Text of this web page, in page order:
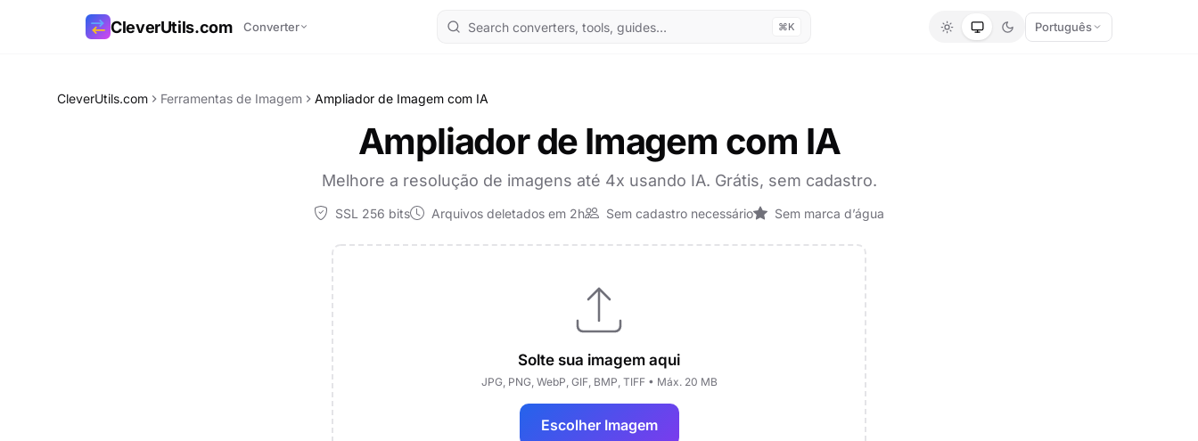
CleverUtils.com Converter ⌘K Português
CleverUtils.com Ferramentas de Imagem Ampliador de Imagem com IA
Ampliador de Imagem com IA
Melhore a resolução de imagens até 4x usando IA. Grátis, sem cadastro.
SSL 256 bits Arquivos deletados em 2h Sem cadastro necessário Sem marca d’água
Solte sua imagem aqui
JPG, PNG, WebP, GIF, BMP, TIFF • Máx. 20 MB
Escolher Imagem